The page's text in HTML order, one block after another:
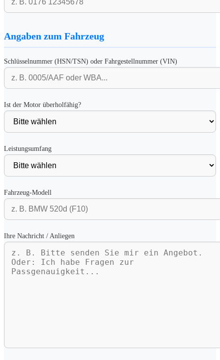
Angaben zum Fahrzeug
Schlüsselnummer (HSN/TSN) oder Fahrgestellnummer (VIN)
Ist der Motor überholfähig?
Leistungsumfang
Fahrzeug-Modell
Ihre Nachricht / Anliegen